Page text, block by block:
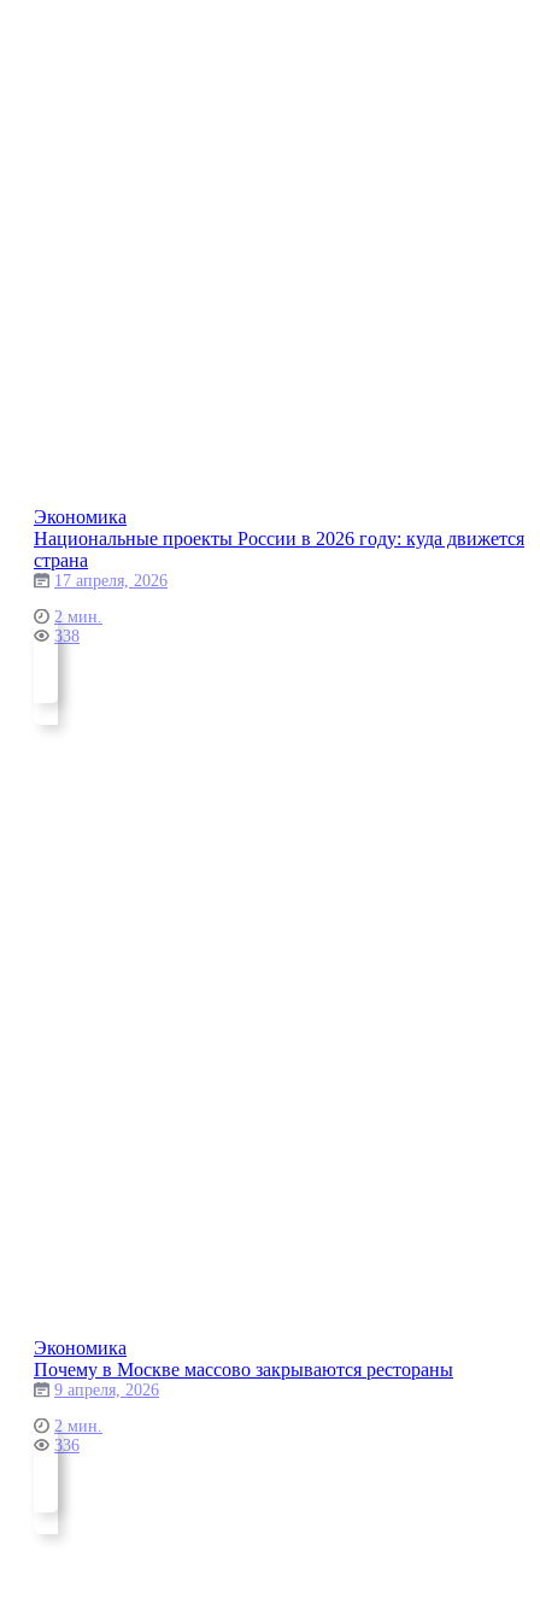
Экономика
Национальные проекты России в 2026 году: куда движется
страна
17 апреля, 2026
2 мин.
338
Экономика
Почему в Москве массово закрываются рестораны
9 апреля, 2026
2 мин.
336